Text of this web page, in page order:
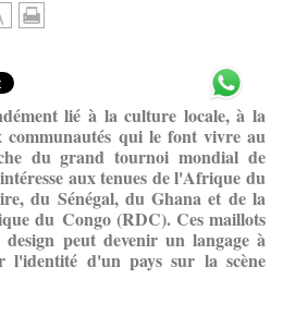
lié à la culture locale, à la
communautés qui le font vivre au
du grand tournoi mondial de
aux tenues de l'Afrique du
du Sénégal, du Ghana et de la
du Congo (RDC). Ces maillots
peut devenir un langage à
l'identité d'un pays sur la scène